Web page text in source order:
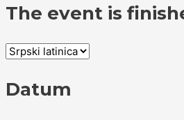
The event is
Datum